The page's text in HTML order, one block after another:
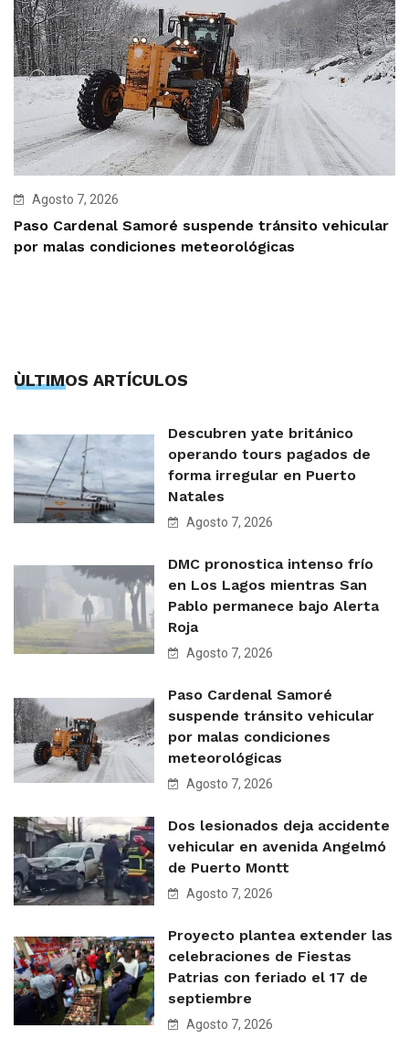
Agosto 7, 2026
Paso Cardenal Samoré suspende tránsito vehicular
por malas condiciones meteorológicas
ÙLTIMOS ARTÍCULOS
Descubren yate británico
operando tours pagados de
forma irregular en Puerto
Natales
Agosto 7, 2026
DMC pronostica intenso frío
en Los Lagos mientras San
Pablo permanece bajo Alerta
Roja
Agosto 7, 2026
Paso Cardenal Samoré
suspende tránsito vehicular
por malas condiciones
meteorológicas
Agosto 7, 2026
Dos lesionados deja accidente
vehicular en avenida Angelmó
de Puerto Montt
Agosto 7, 2026
Proyecto plantea extender las
celebraciones de Fiestas
Patrias con feriado el 17 de
septiembre
Agosto 7, 2026